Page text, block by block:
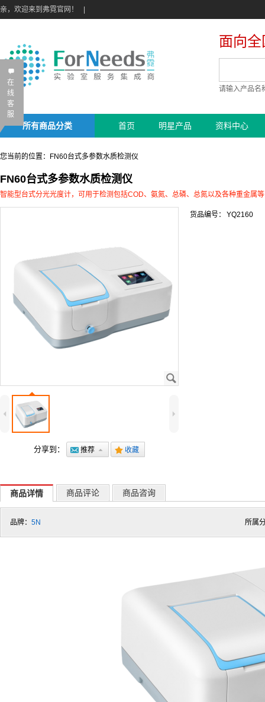
亲，欢迎来到弗霓官网！
面向
请输入产品名
所有商品分类 首页 明星产品 资料中心
您当前的位置： FN60台式多参数水质检测仪
FN60台式多参数水质检测仪
智能型台式分光光度计，可用于检测包括COD、氨氮、总磷、总氮以及各种重金属
J
4 5
分享到： @ 推荐 7 . 收藏
货品编号： YQ2160
商品详情 商品评论 商品咨询
品牌： 5N 所属
B
在
线
客
服